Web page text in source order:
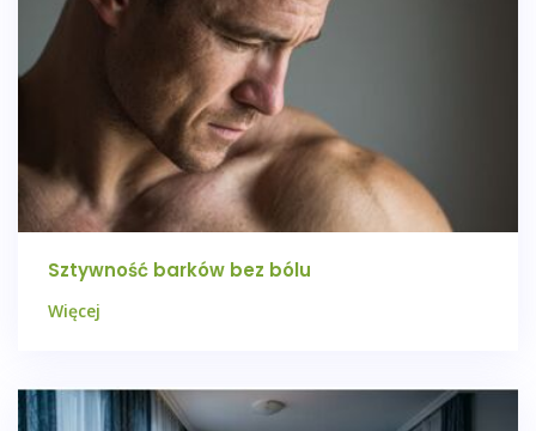
Sztywność barków bez bólu
Więcej